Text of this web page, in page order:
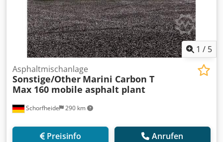
1 / 5
Schorfheide 290 km
Asphaltmischanlage
Sonstige/Other Marini Carbon T
Max 160 mobile asphalt plant
Preisinfo Anrufen